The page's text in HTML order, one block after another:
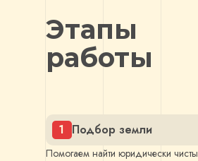
Этапы
работы
1 Подбор земли
Помогаем найти юридически